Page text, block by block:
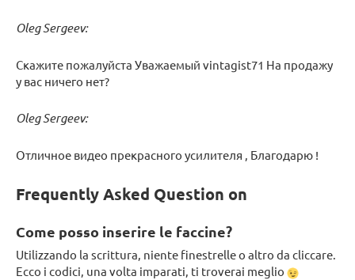
Oleg Sergeev:
Скажите пожалуйста Уважаемый vintagist71 На продажу
у вас ничего нет?
Oleg Sergeev:
Отличное видео прекрасного усилителя , Благодарю !
Frequently Asked Question on
Come posso inserire le faccine?
Utilizzando la scrittura, niente finestrelle o altro da cliccare.
Ecco i codici, una volta imparati, ti troverai meglio